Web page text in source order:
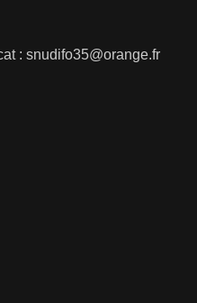
: snudifo35@orange.fr